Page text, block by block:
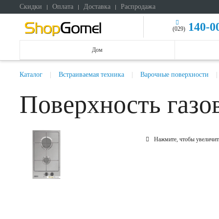
Скидки Оплата Доставка Распродажа
(029) 140-
Дом
Каталог Встраиваемая техника Варочные поверхности
Поверхность
Нажмите, чтобы